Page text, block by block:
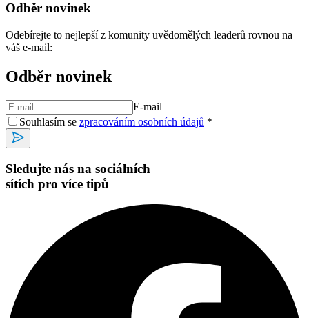
Odběr novinek
Odebírejte to nejlepší z komunity uvědomělých leaderů rovnou na
váš e-mail:
Odběr novinek
E-mail
Souhlasím se zpracováním osobních údajů *
Sledujte nás na sociálních
sítích pro více tipů